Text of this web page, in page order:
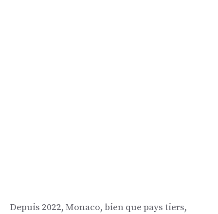
Depuis 2022, Monaco, bien que pays tiers,